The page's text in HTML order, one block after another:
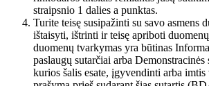
straipsnio 1 dalies a punktas.
Turite teisę susipažinti su savo asmens
ištaisyti, ištrinti ir teisę apriboti
duomenų tvarkymas yra būtinas
paslaugų sutarčiai arba Demonstracinės
kurios šalis esate, įgyvendinti arba